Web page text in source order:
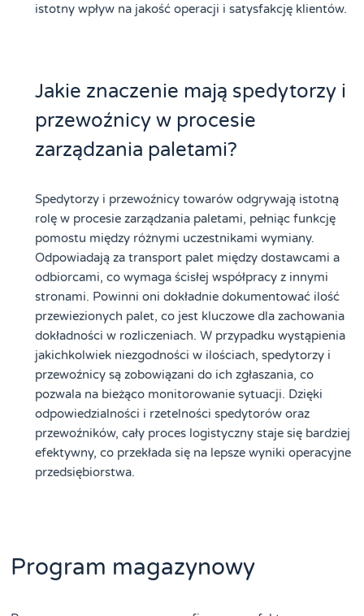
istotny wpływ na jakość operacji i satysfakcję klientów.
Jakie znaczenie mają spedytorzy i
przewoźnicy w procesie
zarządzania paletami?
Spedytorzy i przewoźnicy towarów odgrywają istotną
rolę w procesie zarządzania paletami, pełniąc funkcję
pomostu między różnymi uczestnikami wymiany.
Odpowiadają za transport palet między dostawcami a
odbiorcami, co wymaga ścisłej współpracy z innymi
stronami. Powinni oni dokładnie dokumentować ilość
przewiezionych palet, co jest kluczowe dla zachowania
dokładności w rozliczeniach. W przypadku wystąpienia
jakichkolwiek niezgodności w ilościach, spedytorzy i
przewoźnicy są zobowiązani do ich zgłaszania, co
pozwala na bieżąco monitorowanie sytuacji. Dzięki
odpowiedzialności i rzetelności spedytorów oraz
przewoźników, cały proces logistyczny staje się bardziej
efektywny, co przekłada się na lepsze wyniki operacyjne
przedsiębiorstwa.
Program magazynowy